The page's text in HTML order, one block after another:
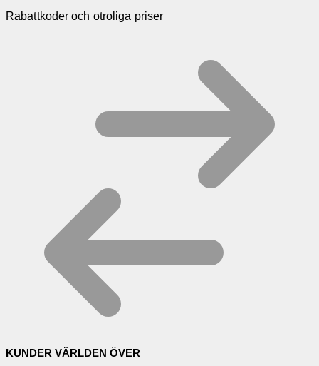
Rabattkoder och otroliga priser
KUNDER VÄRLDEN ÖVER